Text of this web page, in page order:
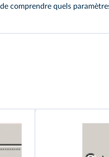
comprendre quels